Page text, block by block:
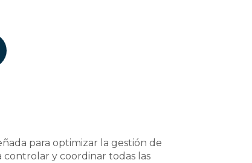
para optimizar la gestión de
controlar y coordinar todas las